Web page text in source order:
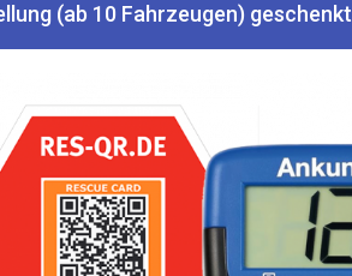
(ab 10 Fahrzeugen) geschenkt